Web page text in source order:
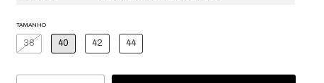
TAMANHO
38 40 42 44